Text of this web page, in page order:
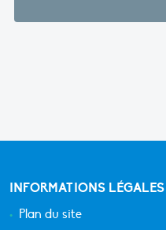
INFORMATIONS LÉGALES
Plan du site